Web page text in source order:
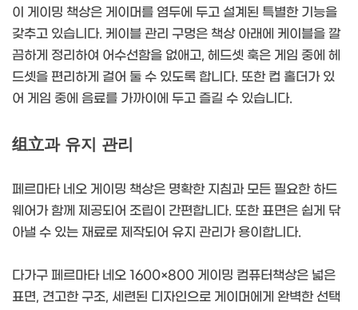
이 게이밍 책상은 게이머를 염두에 두고 설계된 특별한 기능을
갖추고 있습니다. 케이블 관리 구멍은 책상 아래에 케이블을 깔
끔하게 정리하여 어수선함을 없애고, 헤드셋 훅은 게임 중에 헤
드셋을 편리하게 걸어 둘 수 있도록 합니다. 또한 컵 홀더가 있
어 게임 중에 음료를 가까이에 두고 즐길 수 있습니다.
组立과 유지 관리
페르마타 네오 게이밍 책상은 명확한 지침과 모든 필요한 하드
웨어가 함께 제공되어 조립이 간편합니다. 또한 표면은 쉽게 닦
아낼 수 있는 재료로 제작되어 유지 관리가 용이합니다.
다가구 페르마타 네오 1600×800 게이밍 컴퓨터책상은 넓은
표면, 견고한 구조, 세련된 디자인으로 게이머에게 완벽한 선택